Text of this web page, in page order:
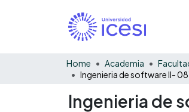
Home Academia
Ingenieria de